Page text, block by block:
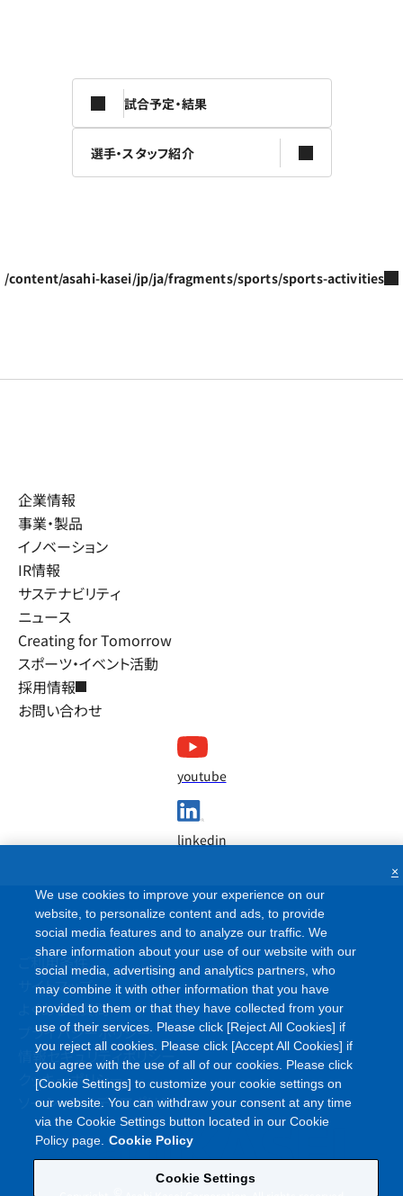
試合予定・結果
選手・スタッフ紹介
/content/asahi-kasei/jp/ja/fragments/sports/sports-activities
企業情報
事業・製品
イノベーション
IR情報
サステナビリティ
ニュース
Creating for Tomorrow
スポーツ・イベント活動
採用情報
お問い合わせ
youtube
linkedin
ご利用条件
サイトマップ
よくあるご質問
プライバシーポリシー
情報セキュリティポリシー
クッキーポリシー
ソーシャルメディアポリシー
We use cookies to improve your experience on our
website, to personalize content and ads, to provide
social media features and to analyze our traffic. We
share information about your use of our website with our
social media, advertising and analytics partners, who
may combine it with other information that you have
provided to them or that they have collected from your
use of their services. Please click [Reject All Cookies] if
you reject all cookies. Please click [Accept All Cookies] if
you agree with the use of all of our cookies. Please click
[Cookie Settings] to customize your cookie settings on
our website. You can withdraw your consent at any time
via the Cookie Settings button located in our Cookie
Policy page. Cookie Policy
Cookie Settings
×